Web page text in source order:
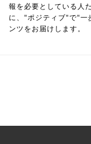
報を必要としている人
に、"ポジティブ"で"一
ンツをお届けします。